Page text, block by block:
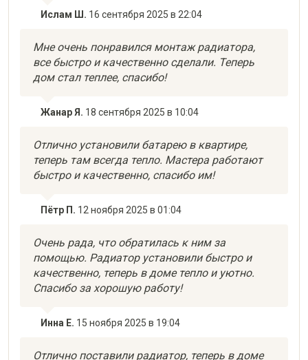
Ислам Ш. 16 сентября 2025 в 22:04
Мне очень понравился монтаж радиатора,
все быстро и качественно сделали. Теперь
дом стал теплее, спасибо!
Жанар Я. 18 сентября 2025 в 10:04
Отлично установили батарею в квартире,
теперь там всегда тепло. Мастера работают
быстро и качественно, спасибо им!
Пётр П. 12 ноября 2025 в 01:04
Очень рада, что обратилась к ним за
помощью. Радиатор установили быстро и
качественно, теперь в доме тепло и уютно.
Спасибо за хорошую работу!
Инна Е. 15 ноября 2025 в 19:04
Отлично поставили радиатор, теперь в доме